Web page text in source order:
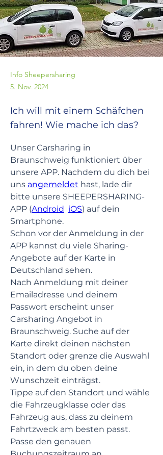
Info Sheepersharing
5. Nov. 2024
Ich will mit einem Schäfchen
fahren! Wie mache ich das?
Unser Carsharing in
Braunschweig funktioniert über
unsere APP. Nachdem du dich bei
uns angemeldet hast, lade dir
bitte unsere SHEEPERSHARING-
APP (Android iOS) auf dein
Smartphone.
Schon vor der Anmeldung in der
APP kannst du viele Sharing-
Angebote auf der Karte in
Deutschland sehen.
Nach Anmeldung mit deiner
Emailadresse und deinem
Passwort erscheint unser
Carsharing Angebot in
Braunschweig. Suche auf der
Karte direkt deinen nächsten
Standort oder grenze die Auswahl
ein, in dem du oben deine
Wunschzeit einträgst.
Tippe auf den Standort und wähle
die Fahrzeugklasse oder das
Fahrzeug aus, dass zu deinem
Fahrtzweck am besten passt.
Passe den genauen